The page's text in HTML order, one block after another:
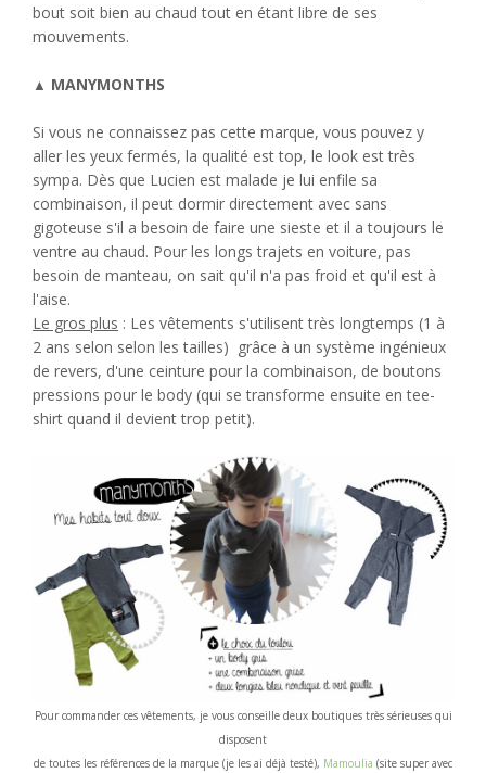
bout soit bien au chaud tout en étant libre de ses
mouvements.
▲ MANYMONTHS
Si vous ne connaissez pas cette marque, vous pouvez y
aller les yeux fermés, la qualité est top, le look est très
sympa. Dès que Lucien est malade je lui enfile sa
combinaison, il peut dormir directement avec sans
gigoteuse s'il a besoin de faire une sieste et il a toujours le
ventre au chaud. Pour les longs trajets en voiture, pas
besoin de manteau, on sait qu'il n'a pas froid et qu'il est à
l'aise.
Le gros plus : Les vêtements s'utilisent très longtemps (1 à
2 ans selon selon les tailles) grâce à un système ingénieux
de revers, d'une ceinture pour la combinaison, de boutons
pressions pour le body (qui se transforme ensuite en tee-
shirt quand il devient trop petit).
Pour commander ces vêtements, je vous conseille deux boutiques très sérieuses qui
disposent
de toutes les références de la marque (je les ai déjà testé), Mamoulia (site super avec